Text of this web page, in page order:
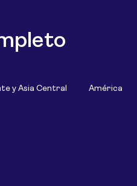
y Asia Central América